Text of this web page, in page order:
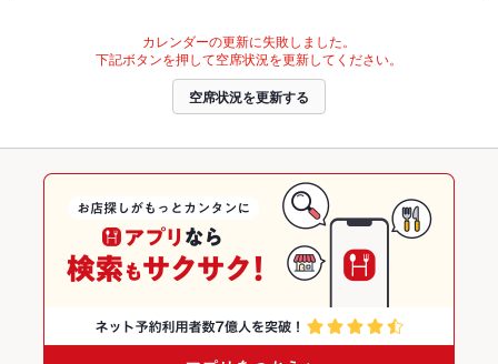
カレンダーの更新に失敗しました。
下記ボタンを押して空席状況を更新してください。
空席状況を更新する